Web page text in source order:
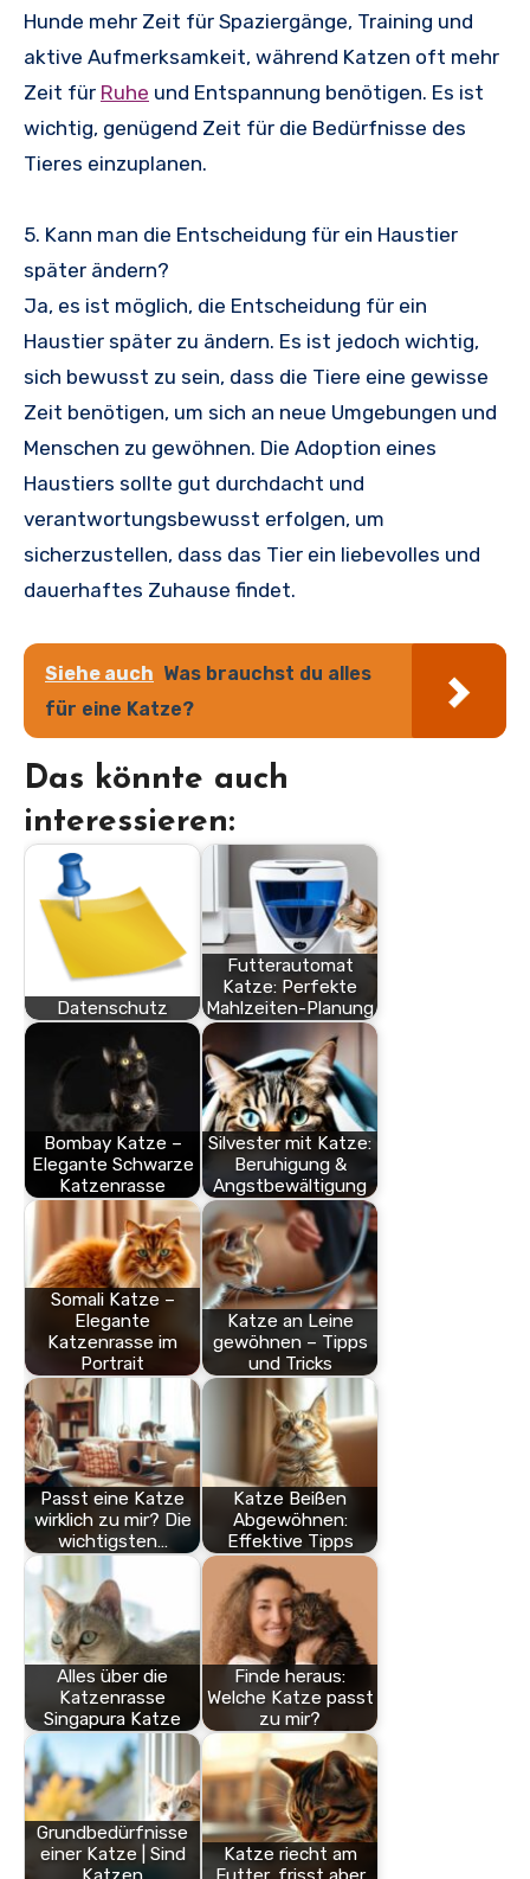
Hunde mehr Zeit für Spaziergänge, Training und
aktive Aufmerksamkeit, während Katzen oft mehr
Zeit für Ruhe und Entspannung benötigen. Es ist
wichtig, genügend Zeit für die Bedürfnisse des
Tieres einzuplanen.
5. Kann man die Entscheidung für ein Haustier
später ändern?
Ja, es ist möglich, die Entscheidung für ein
Haustier später zu ändern. Es ist jedoch wichtig,
sich bewusst zu sein, dass die Tiere eine gewisse
Zeit benötigen, um sich an neue Umgebungen und
Menschen zu gewöhnen. Die Adoption eines
Haustiers sollte gut durchdacht und
verantwortungsbewusst erfolgen, um
sicherzustellen, dass das Tier ein liebevolles und
dauerhaftes Zuhause findet.
Siehe auch Was brauchst du alles
für eine Katze?
Das könnte auch
interessieren:
Datenschutz
Futterautomat
Katze: Perfekte
Mahlzeiten-Planung
Bombay Katze –
Elegante Schwarze
Katzenrasse
Silvester mit Katze:
Beruhigung &
Angstbewältigung
Somali Katze –
Elegante
Katzenrasse im
Portrait
Katze an Leine
gewöhnen – Tipps
und Tricks
Passt eine Katze
wirklich zu mir? Die
wichtigsten…
Katze Beißen
Abgewöhnen:
Effektive Tipps
Alles über die
Katzenrasse
Singapura Katze
Finde heraus:
Welche Katze passt
zu mir?
Grundbedürfnisse
einer Katze | Sind
Katze riecht am